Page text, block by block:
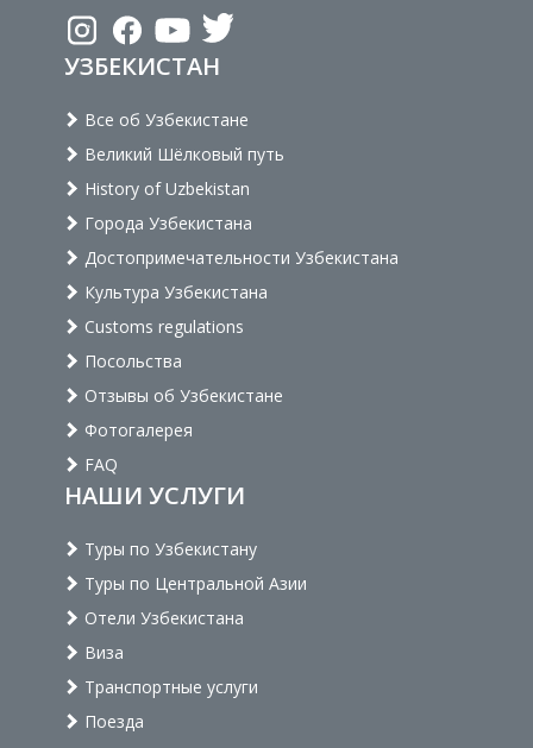
УЗБЕКИСТАН
Все об Узбекистане
Великий Шёлковый путь
History of Uzbekistan
Города Узбекистана
Достопримечательности Узбекистана
Культура Узбекистана
Customs regulations
Посольства
Отзывы об Узбекистане
Фотогалерея
FAQ
НАШИ УСЛУГИ
Туры по Узбекистану
Туры по Центральной Азии
Отели Узбекистана
Виза
Транспортные услуги
Поезда